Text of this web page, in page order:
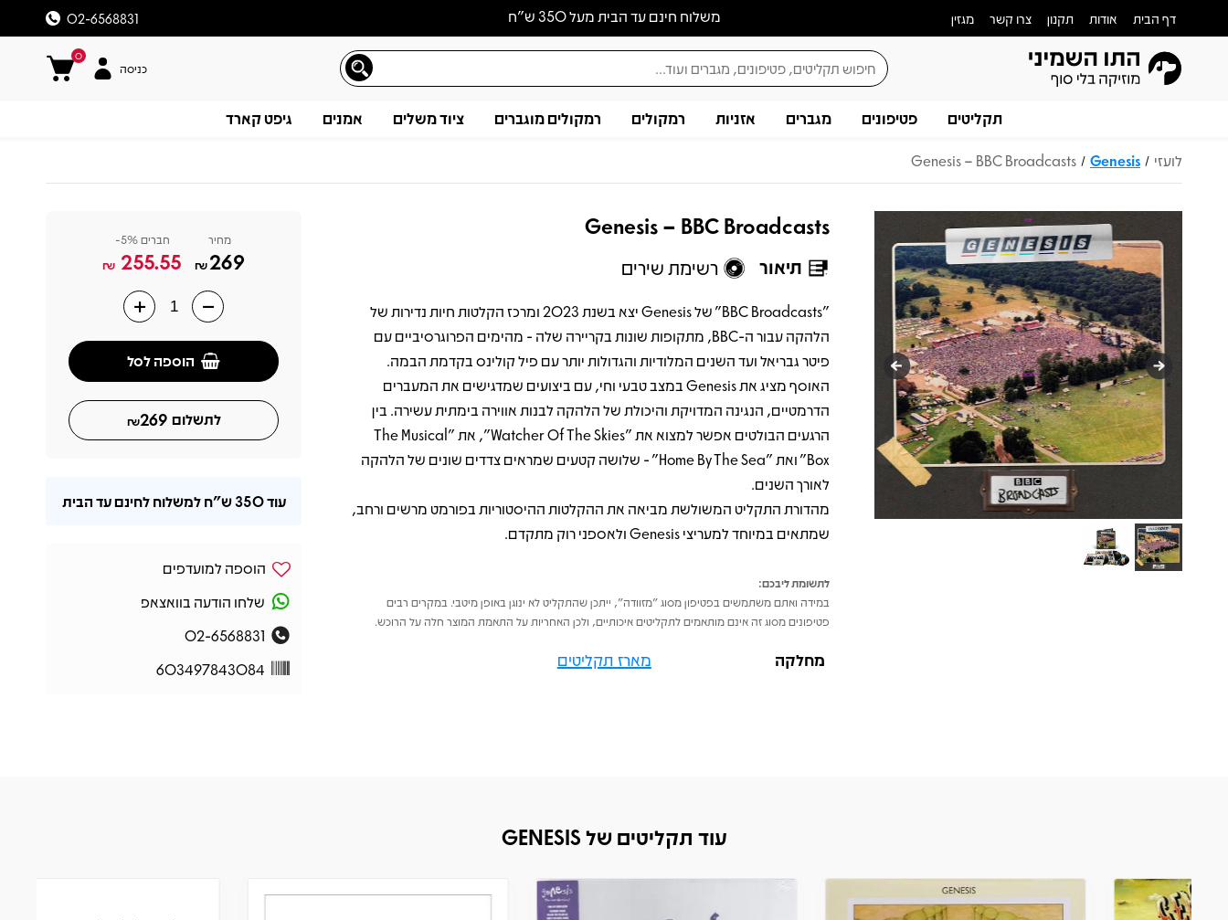
משלוח חינם עד הבית מעל 350 ש״ח דף הבית אודות תקנון צרו קשר מגזין 02-6568831
0
כניסה
תקליטים פטיפונים מגברים אזניות רמקולים רמקולים מוגברים ציוד משלים אמנים גיפט קארד
לועזי /
Genesis
/
Genesis – BBC Broadcasts
Genesis – BBC Broadcasts
תיאור רשימת שירים
תיאור
"BBC Broadcasts" של Genesis יצא בשנת 2023 ומרכז הקלטות חיות נדירות של
הלהקה עבור ה-BBC, מתקופות שונות בקריירה שלה - מהימים הפרוגרסיביים עם
פיטר גבריאל ועד השנים המלודיות והגדולות יותר עם פיל קולינס בקדמת הבמה.
האוסף מציג את Genesis במצב טבעי וחי, עם ביצועים שמדגישים את המעברים
הדרמטיים, הנגינה המדויקת והיכולת של הלהקה לבנות אווירה בימתית עשירה. בין
הרגעים הבולטים אפשר למצוא את "Watcher Of The Skies", את "The Musical
Box" ואת "Home By The Sea" - שלושה קטעים שמראים צדדים שונים של הלהקה
לאורך השנים.
מהדורת התקליט המשולשת מביאה את ההקלטות ההיסטוריות בפורמט מרשים ורחב,
שמתאים במיוחד למעריצי Genesis ולאספני רוק מתקדם.
לתשומת ליבכם:
במידה ואתם משתמשים בפטיפון מסוג "מזוודה", ייתכן שהתקליט לא ינוגן באופן מיטבי. במקרים רבים
פטיפונים מסוג זה אינם מותאמים לתקליטים איכותיים, ולכן האחריות על התאמת המוצר חלה על הרוכש.
מחלקה מארז תקליטים
מחיר
269
₪
חברים 5%-
255.55
₪
הוספה לסל
לתשלום 269
₪
עוד350 ש"ח למשלוח לחינם עד הבית
הוספה למועדפים
שלחו הודעה בוואצאפ
02-6568831
603497843084
עוד תקליטים של GENESIS